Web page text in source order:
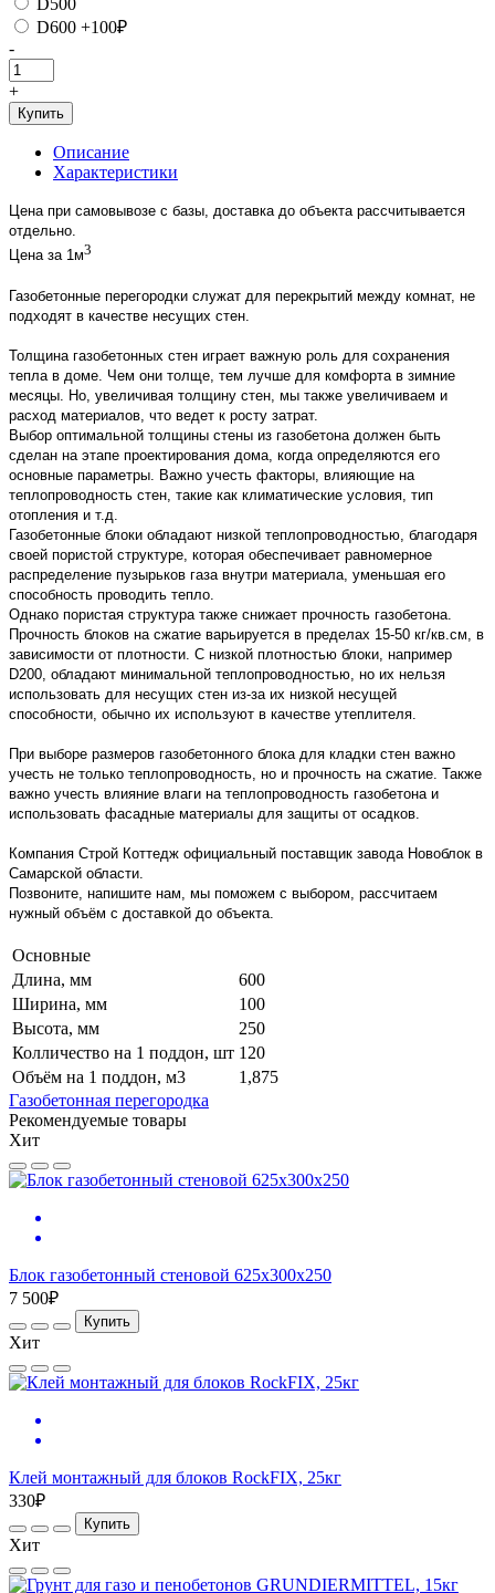
D500
D600 +100₽
-
+
Купить
Описание
Характеристики
Цена при самовывозе с базы, доставка до объекта рассчитывается
отдельно.
Цена за 1м3
Газобетонные перегородки служат для перекрытий между комнат, не
подходят в качестве несущих стен.
Толщина газобетонных стен играет важную роль для сохранения
тепла в доме. Чем они толще, тем лучше для комфорта в зимние
месяцы. Но, увеличивая толщину стен, мы также увеличиваем и
расход материалов, что ведет к росту затрат.
Выбор оптимальной толщины стены из газобетона должен быть
сделан на этапе проектирования дома, когда определяются его
основные параметры. Важно учесть факторы, влияющие на
теплопроводность стен, такие как климатические условия, тип
отопления и т.д.
Газобетонные блоки обладают низкой теплопроводностью, благодаря
своей пористой структуре, которая обеспечивает равномерное
распределение пузырьков газа внутри материала, уменьшая его
способность проводить тепло.
Однако пористая структура также снижает прочность газобетона.
Прочность блоков на сжатие варьируется в пределах 15-50 кг/кв.см, в
зависимости от плотности. С низкой плотностью блоки, например
D200, обладают минимальной теплопроводностью, но их нельзя
использовать для несущих стен из-за их низкой несущей
способности, обычно их используют в качестве утеплителя.
При выборе размеров газобетонного блока для кладки стен важно
учесть не только теплопроводность, но и прочность на сжатие. Также
важно учесть влияние влаги на теплопроводность газобетона и
использовать фасадные материалы для защиты от осадков.
Компания Строй Коттедж официальный поставщик завода Новоблок в
Самарской области.
Позвоните, напишите нам, мы поможем с выбором, рассчитаем
нужный объём с доставкой до объекта.
Основные
Длина, мм
600
Ширина, мм
100
Высота, мм
250
Колличество на 1 поддон, шт 120
Объём на 1 поддон, м3
1,875
Газобетонная перегородка
Рекомендуемые товары
Хит
Блок газобетонный стеновой 625х300х250
7 500₽
Купить
Хит
Клей монтажный для блоков RockFIX, 25кг
330₽
Купить
Хит